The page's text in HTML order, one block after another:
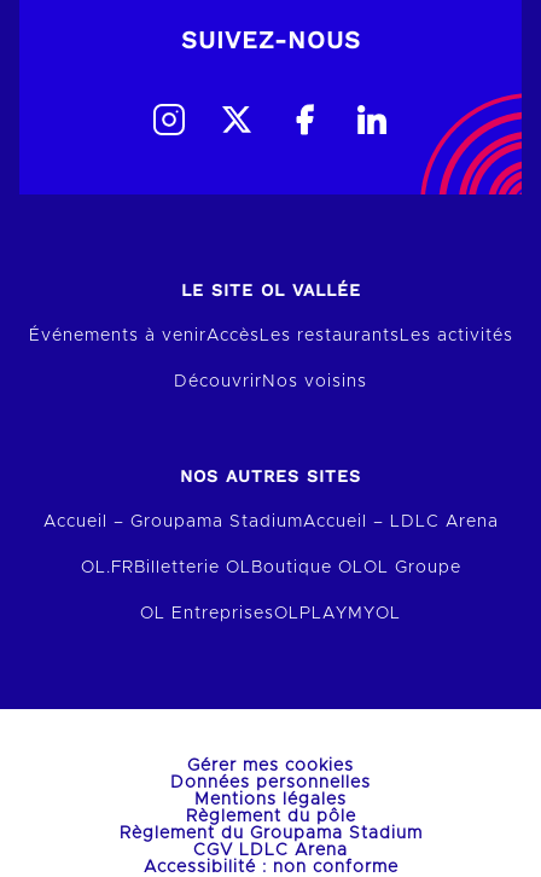
SUIVEZ-NOUS
LE SITE OL VALLÉE
Événements à venirAccèsLes restaurantsLes activités
Découvrir Nos voisins
NOS AUTRES SITES
Accueil – Groupama StadiumAccueil – LDLC Arena
OL.FR Billetterie OL Boutique OLOL Groupe
OL EntreprisesOLPLAY MYOL
Gérer mes cookies
Données personnelles
Mentions légales
Règlement du pôle
Règlement du Groupama Stadium
CGV LDLC Arena
Accessibilité : non conforme